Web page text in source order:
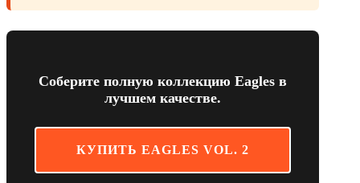
Соберите полную коллекцию Eagles в
лучшем качестве.
КУПИТЬ EAGLES VOL. 2